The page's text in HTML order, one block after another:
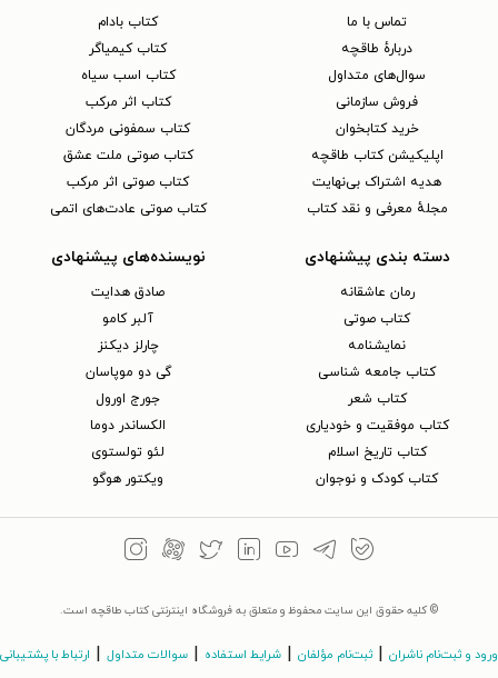
تماس با ما
دربارهٔ طاقچه
سوال‌های متداول
فروش سازمانی
خرید کتابخوان
اپلیکیشن کتاب طاقچه
هدیه اشتراک بی‌نهایت
مجلهٔ معرفی و نقد کتاب
کتاب بادام
کتاب کیمیاگر
کتاب اسب سیاه
کتاب اثر مرکب
کتاب سمفونی مردگان
کتاب صوتی ملت عشق
کتاب صوتی اثر مرکب
کتاب صوتی عادت‌های اتمی
دسته بندی پیشنهادی
رمان عاشقانه
کتاب‌ صوتی
نمایشنامه
کتاب جامعه شناسی
کتاب شعر
کتاب موفقیت و خودیاری
کتاب تاریخ اسلام
کتاب کودک و نوجوان
نویسنده‌های پیشنهادی
صادق هدایت
آلبر کامو
چارلز دیکنز
گی دو موپاسان
جورج اورول
الکساندر دوما
لئو تولستوی
ویکتور هوگو
© کلیه حقوق این سایت محفوظ و متعلق به فروشگاه اینترنتی کتاب طاقچه است.
ورود و ثبت‌نام ناشران | ثبت‌نام مؤلفان | شرایط استفاده | سوالات متداول | ارتباط با پشتیبانی